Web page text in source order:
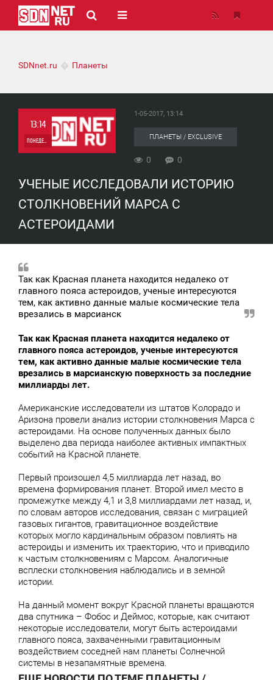
SDNnet.ru Планеты
13:14
ПОНЕДЕЛЬНИК
1-05-2017, 13:14
ПЛАНЕТЫ / EXCLUSIVE
0 0
УЧЕНЫЕ ИССЛЕДОВАЛИ ИСТОРИЮ
СТОЛКНОВЕНИЙ МАРСА С
АСТЕРОИДАМИ
Так как Красная планета находится недалеко от
главного пояса астероидов, ученые интересуются
тем, как активно данные малые космические тела
врезались в марсианск
Так как Красная планета находится недалеко от
главного пояса астероидов, ученые интересуются
тем, как активно данные малые космические тела
врезались в марсианскую поверхность за последние
миллиарды лет.
Американские исследователи из штатов Колорадо и
Аризона провели анализ истории столкновения Марса с
астероидами. На основе полученных данных было
выделено два периода наиболее активных импактных
событий на Красной планете.
Первый произошел 4,5 миллиарда лет назад, во
времена формирования планет. Второй имел место в
промежутке между 4,1 и 3,8 миллиардами лет назад, и,
по словам авторов исследования, связан с миграцией
газовых гигантов, гравитационное воздействие
которых могло кардинальным образом повлиять на
астероиды и изменить их траекторию, что и приводило
к частым столкновениям с Марсом. Аналогичные
всплески столкновения наблюдались и в земной
истории.
На данный момент вокруг Красной планеты вращаются
два спутника – Фобос и Деймос, которые, как считают
некоторые исследователи, могут быть астероидами
главного пояса, захваченными гравитационным
воздействием соседней нам планеты Солнечной
системы в незапамятные времена.